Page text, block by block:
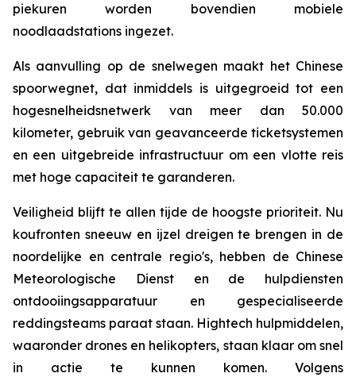
piekuren worden bovendien mobiele
noodlaadstations ingezet.
Als aanvulling op de snelwegen maakt het Chinese
spoorwegnet, dat inmiddels is uitgegroeid tot een
hogesnelheidsnetwerk van meer dan 50.000
kilometer, gebruik van geavanceerde ticketsystemen
en een uitgebreide infrastructuur om een ​​vlotte reis
met hoge capaciteit te garanderen.
Veiligheid blijft te allen tijde de hoogste prioriteit. Nu
koufronten sneeuw en ijzel dreigen te brengen in de
noordelijke en centrale regio's, hebben de Chinese
Meteorologische Dienst en de hulpdiensten
ontdooiingsapparatuur en gespecialiseerde
reddingsteams paraat staan. Hightech hulpmiddelen,
waaronder drones en helikopters, staan klaar om snel
in actie te kunnen komen. Volgens